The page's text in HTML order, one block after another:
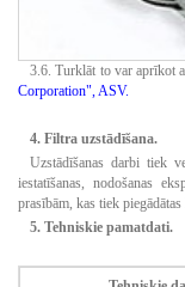
3.6. Turklāt to var aprīkot
Corporation", ASV.
4. Filtra uzstādīšana.
Uzstādīšanas darbi tiek
iestatīšanas, nodošanas
prasībām, kas tiek
5. Tehniskie pamatdati.